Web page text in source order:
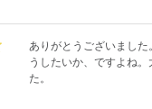
ありがとうございまし
うしたいか、ですよね
た。